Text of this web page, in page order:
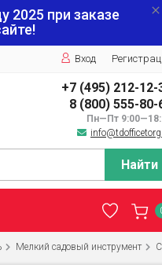
2025 при заказе
Вход
+7 (495) 212-12-
8 (800) 555-80-
Пн—Пт
Найти
Мелкий садовый инструмент